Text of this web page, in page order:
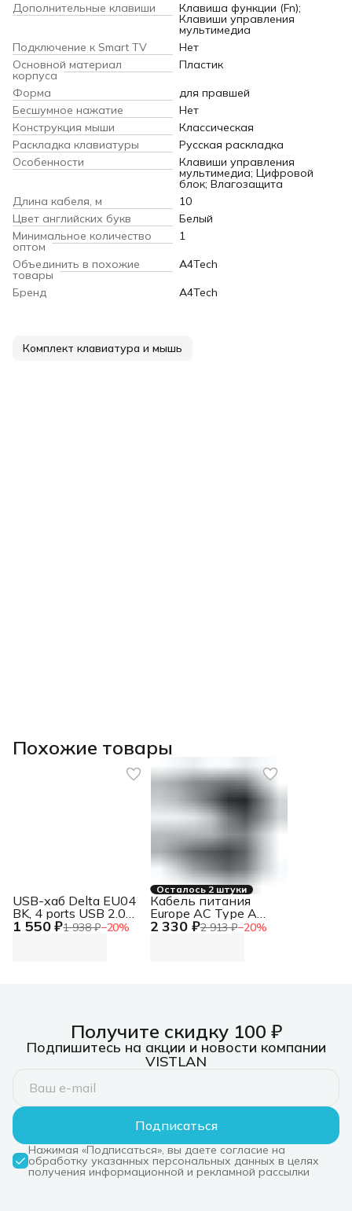
Дополнительные клавиши
Клавиша функции (Fn);
Клавиши управления
мультимедиа
Подключение к Smart TV
Нет
Основной материал
корпуса
Пластик
Форма
для правшей
Бесшумное нажатие
Нет
Конструкция мыши
Классическая
Раскладка клавиатуры
Русская раскладка
Особенности
Клавиши управления
мультимедиа; Цифровой
блок; Влагозащита
Длина кабеля, м
10
Цвет английских букв
Белый
Минимальное количество
оптом
1
Объединить в похожие
товары
A4Tech
Бренд
A4Tech
Комплект клавиатура и мышь
Похожие товары
1 550 ₽1 938 ₽−20%
USB-хаб Delta EU04
BK, 4 ports USB 2.0
Hub Delta EU04 BK, 4
Осталось 2 штуки
2 330 ₽2 913 ₽−20%
Кабель питания
Europe AC Type A
Power Cable
Получите скидку 100 ₽
Подпишитесь на акции и новости компании
VISTLAN
Подписаться
Нажимая «Подписаться», вы даете согласие на
обработку указанных персональных данных в целях
получения информационной и рекламной рассылки